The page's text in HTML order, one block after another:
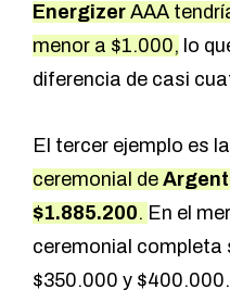
Energizer AAA
menor a $1.000, lo
diferencia de casi
El tercer ejemplo es
ceremonial de
$1.885.200. En el
ceremonial completa
$350.000 y $400.000.